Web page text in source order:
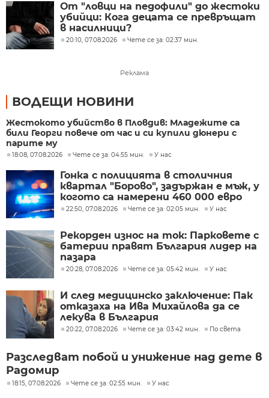
От "ловци на педофили" до жестоки
убийци: Кога децата се превръщат
в насилници?
20:10, 07.08.2026 Чете се за: 02:37 мин.
Реклама
ВОДЕЩИ НОВИНИ
Жестокото убийство в Пловдив: Младежите са
били Георги повече от час и си купили дюнери с
парите му
18:08, 07.08.2026 Чете се за: 04:55 мин. У нас
Гонка с полицията в столичния
квартал "Борово", задържан е мъж, у
когото са намерени 460 000 евро
22:50, 07.08.2026 Чете се за: 02:05 мин. У нас
Рекорден износ на ток: Парковете с
батерии правят България лидер на
пазара
20:28, 07.08.2026 Чете се за: 05:42 мин. У нас
И след медицинско заключение: Пак
отказаха на Ива Михайлова да се
лекува в България
20:22, 07.08.2026 Чете се за: 03:42 мин. По света
Разследват побой и унижение над дете в
Радомир
18:15, 07.08.2026 Чете се за: 02:55 мин. У нас